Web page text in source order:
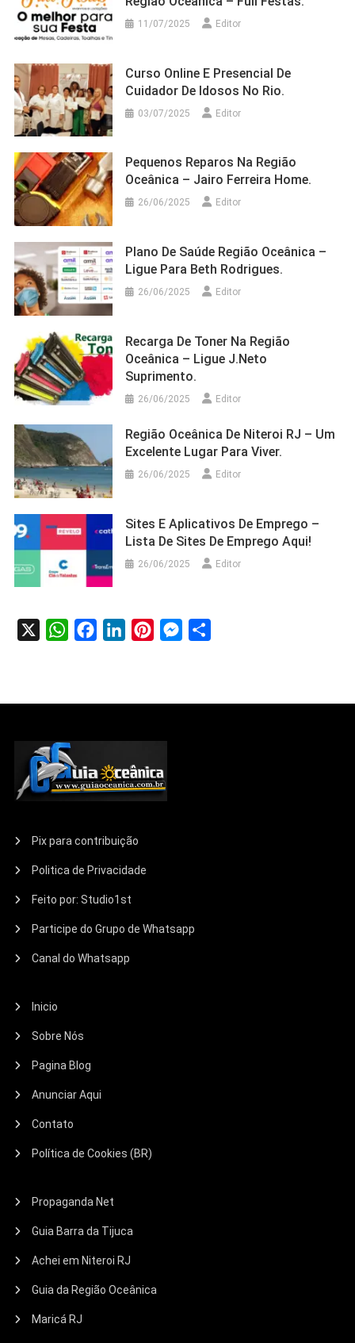
11/07/2025 Editor
Curso Online E Presencial De
Cuidador De Idosos No Rio.
03/07/2025 Editor
Pequenos Reparos Na Região
Oceânica – Jairo Ferreira Home.
26/06/2025 Editor
Plano De Saúde Região Oceânica –
Ligue Para Beth Rodrigues.
26/06/2025 Editor
Recarga De Toner Na Região
Oceânica – Ligue J.Neto
Suprimento.
26/06/2025 Editor
Região Oceânica De Niteroi RJ – Um
Excelente Lugar Para Viver.
26/06/2025 Editor
Sites E Aplicativos De Emprego –
Lista De Sites De Emprego Aqui!
26/06/2025 Editor
WhatsAppFacebookLinkedInPinterestMessenger
Pix para contribuição
Politica de Privacidade
Feito por: Studio1st
Participe do Grupo de Whatsapp
Canal do Whatsapp
Inicio
Sobre Nós
Pagina Blog
Anunciar Aqui
Contato
Política de Cookies (BR)
Propaganda Net
Guia Barra da Tijuca
Achei em Niteroi RJ
Guia da Região Oceânica
Maricá RJ